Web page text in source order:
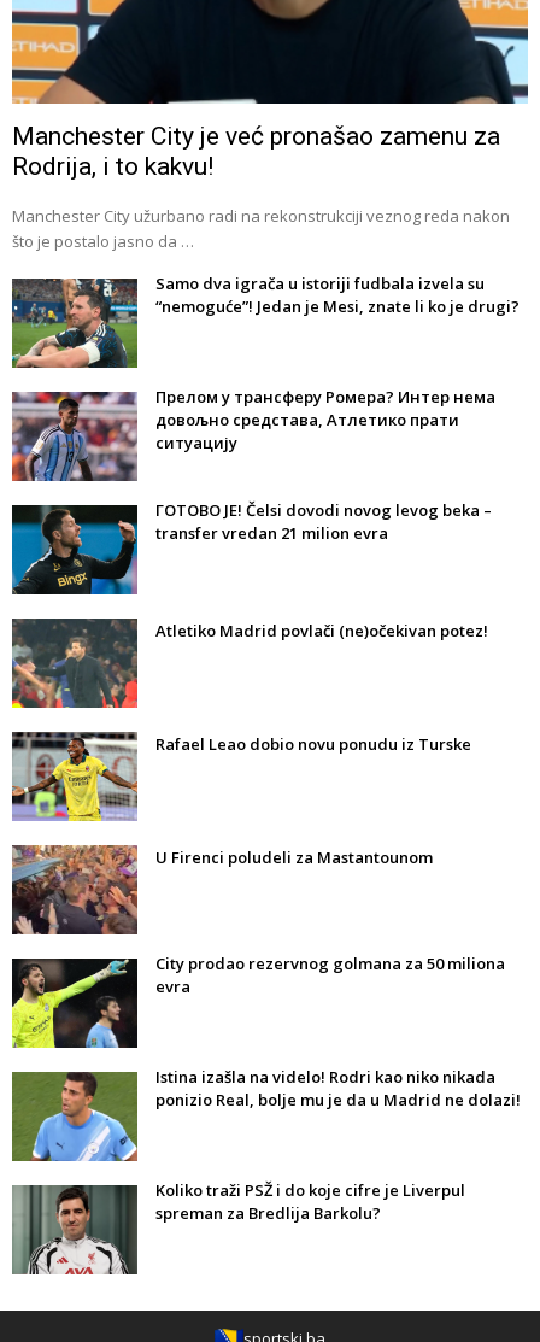
Manchester City je već pronašao zamenu za
Rodrija, i to kakvu!
Manchester City užurbano radi na rekonstrukciji veznog reda nakon
što je postalo jasno da …
Samo dva igrača u istoriji fudbala izvela su
“nemoguće”! Jedan je Mesi, znate li ko je drugi?
Прелом у трансферу Ромера? Интер нема
довољно средстава, Атлетико прати
ситуацију
ГОТОВО ЈЕ! Čelsi dovodi novog levog beka –
transfer vredan 21 milion evra
Atletiko Madrid povlači (ne)očekivan potez!
Rafael Leao dobio novu ponudu iz Turske
U Firenci poludeli za Mastantounom
City prodao rezervnog golmana za 50 miliona
evra
Istina izašla na videlo! Rodri kao niko nikada
ponizio Real, bolje mu je da u Madrid ne dolazi!
Koliko traži PSŽ i do koje cifre je Liverpul
spreman za Bredlija Barkolu?